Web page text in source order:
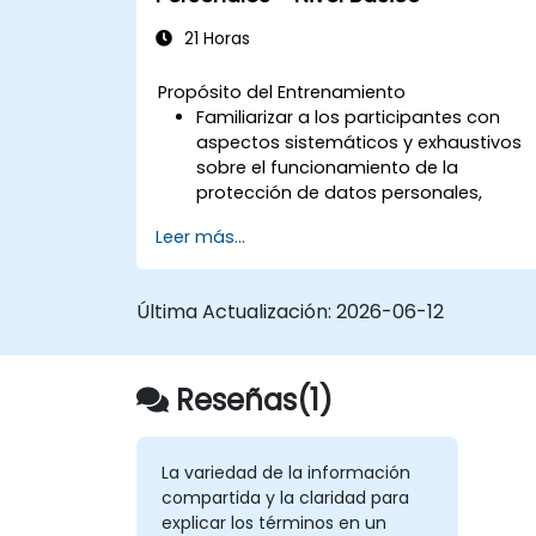
21 Horas
Propósito del Entrenamiento
Familiarizar a los participantes con
aspectos sistemáticos y exhaustivos
sobre el funcionamiento de la
protección de datos personales,
europea.
Proporcionar conocimiento práctico
procesamiento de datos personales.
del Reglamento General de Protección
de Datos (GDPR).
Preparación práctica para el
desempeño independiente de las
funciones de Oficial de Protección de
Datos Personales.
Leer más...
Última Actualización: 2026-06-12
Reseñas(1)
La variedad de la información
compartida y la claridad para
explicar los términos en un